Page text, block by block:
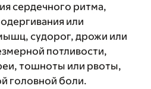
сердечного ритма,
или
судорог, дрожи или
потливости,
тошноты или рвоты,
головной боли.